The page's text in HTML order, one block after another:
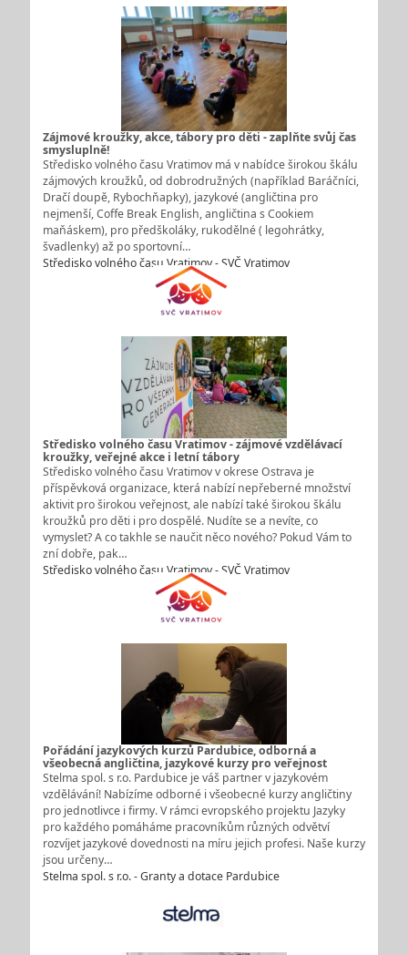
Zájmové kroužky, akce, tábory pro děti - zaplňte svůj čas
smysluplně!
Středisko volného času Vratimov má v nabídce širokou škálu
zájmových kroužků, od dobrodružných (například Baráčníci,
Dračí doupě, Rybochňapky), jazykové (angličtina pro
nejmenší, Coffe Break English, angličtina s Cookiem
maňáskem), pro předškoláky, rukodělné ( legohrátky,
švadlenky) až po sportovní…
Středisko volného času Vratimov - SVČ Vratimov
Středisko volného času Vratimov - zájmové vzdělávací
kroužky, veřejné akce i letní tábory
Středisko volného času Vratimov v okrese Ostrava je
příspěvková organizace, která nabízí nepřeberné množství
aktivit pro širokou veřejnost, ale nabízí také širokou škálu
kroužků pro děti i pro dospělé. Nudíte se a nevíte, co
vymyslet? A co takhle se naučit něco nového? Pokud Vám to
zní dobře, pak…
Středisko volného času Vratimov - SVČ Vratimov
Pořádání jazykových kurzů Pardubice, odborná a
všeobecná angličtina, jazykové kurzy pro veřejnost
Stelma spol. s r.o. Pardubice je váš partner v jazykovém
vzdělávání! Nabízíme odborné i všeobecné kurzy angličtiny
pro jednotlivce i firmy. V rámci evropského projektu Jazyky
pro každého pomáháme pracovníkům různých odvětví
rozvíjet jazykové dovednosti na míru jejich profesi. Naše kurzy
jsou určeny…
Stelma spol. s r.o. - Granty a dotace Pardubice